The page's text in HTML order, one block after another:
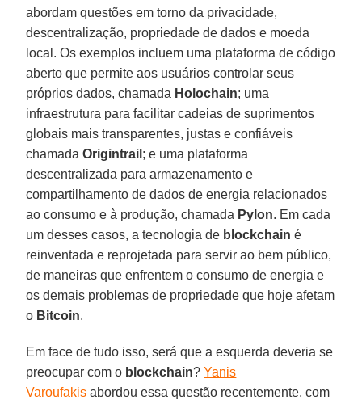
abordam questões em torno da privacidade,
descentralização, propriedade de dados e moeda
local. Os exemplos incluem uma plataforma de código
aberto que permite aos usuários controlar seus
próprios dados, chamada Holochain; uma
infraestrutura para facilitar cadeias de suprimentos
globais mais transparentes, justas e confiáveis
chamadaOrigintrail ; e uma plataforma
descentralizada para armazenamento e
compartilhamento de dados de energia relacionados
ao consumo e à produção, chamada Pylon. Em cada
um desses casos, a tecnologia de blockchain é
reinventada e reprojetada para servir ao bem público,
de maneiras que enfrentem o consumo de energia e
os demais problemas de propriedade que hoje afetam
o Bitcoin.
Em face de tudo isso, será que a esquerda deveria se
preocupar com o blockchain?Yanis
Varoufakis abordou essa questão recentemente, com